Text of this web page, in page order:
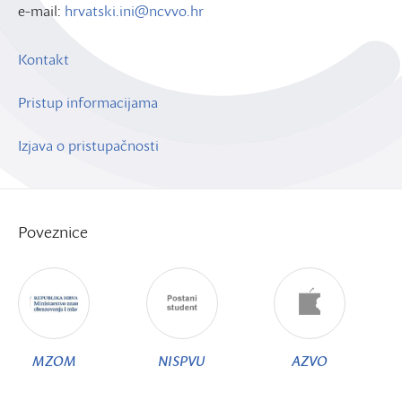
e-mail: hrvatski.ini@ncvvo.hr
Kontakt
Pristup informacijama
Izjava o pristupačnosti
Poveznice
MZOM NISPVU AZVO